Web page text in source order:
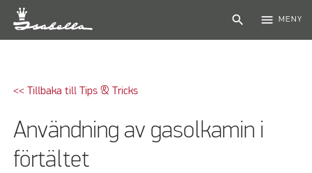
search menu MENY
<< Tillbaka till Tips & Tricks
Användning av gasolkamin i
förtältet